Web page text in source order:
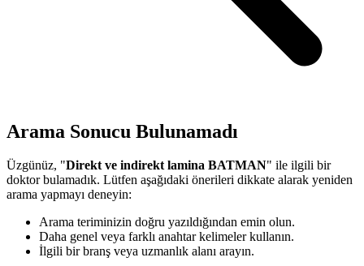
Arama Sonucu Bulunamadı
Üzgünüz, "Direkt ve indirekt lamina BATMAN" ile ilgili bir
doktor bulamadık. Lütfen aşağıdaki önerileri dikkate alarak yeniden
arama yapmayı deneyin:
Arama teriminizin doğru yazıldığından emin olun.
Daha genel veya farklı anahtar kelimeler kullanın.
İlgili bir branş veya uzmanlık alanı arayın.